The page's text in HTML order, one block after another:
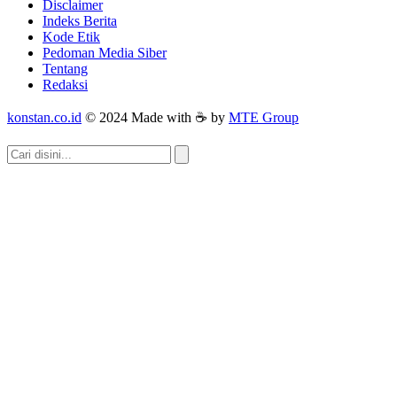
Disclaimer
Indeks Berita
Kode Etik
Pedoman Media Siber
Tentang
Redaksi
konstan.co.id © 2024 Made with ☕ by MTE Group